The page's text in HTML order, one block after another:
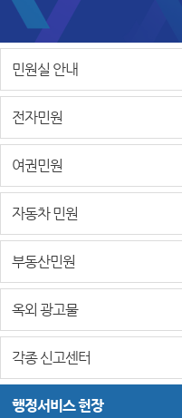
민원실 안내
전자민원
여권민원
자동차 민원
부동산민원
옥외 광고물
각종 신고센터
행정서비스 헌장